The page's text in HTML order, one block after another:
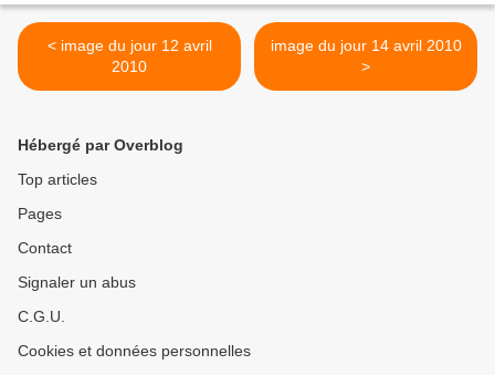
< image du jour 12 avril
2010
image du jour 14 avril 2010
>
Hébergé par Overblog
Top articles
Pages
Contact
Signaler un abus
C.G.U.
Cookies et données personnelles